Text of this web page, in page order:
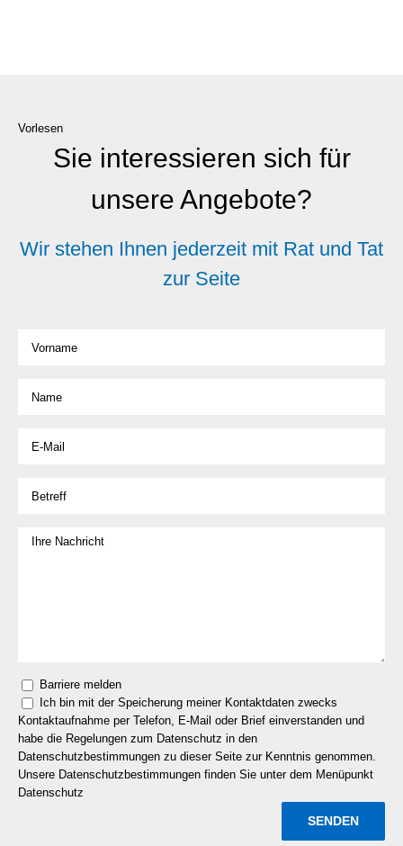
Vorlesen
Sie interessieren sich für
unsere Angebote?
Wir stehen Ihnen jederzeit mit Rat und Tat
zur Seite
Barriere melden
Ich bin mit der Speicherung meiner Kontaktdaten zwecks
Kontaktaufnahme per Telefon, E-Mail oder Brief einverstanden und
habe die Regelungen zum Datenschutz in den
Datenschutzbestimmungen zu dieser Seite zur Kenntnis genommen.
Unsere Datenschutzbestimmungen finden Sie unter dem Menüpunkt
Datenschutz